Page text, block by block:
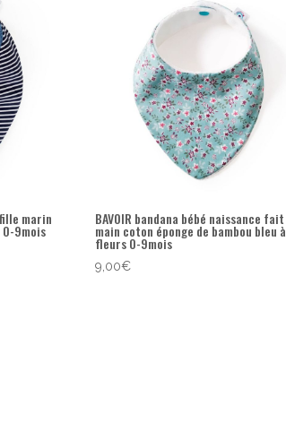
marin
0-9mois
BAVOIR bandana bébé naissance fait
main coton éponge de bambou bleu à
fleurs 0-9mois
9,00€